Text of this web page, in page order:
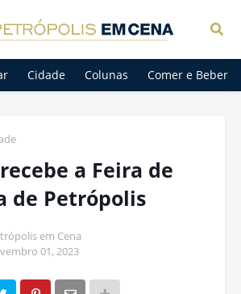
Cidade Colunas Comer e Beber
a Feira de
de Petrópolis
em Cena
01, 2023